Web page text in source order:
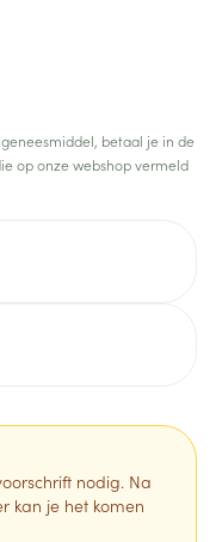
betaal je in de
op onze webshop vermeld
nodig. Na
kan je het komen